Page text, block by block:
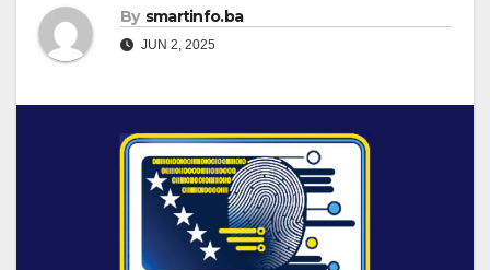
By smartinfo.ba
JUN 2, 2025